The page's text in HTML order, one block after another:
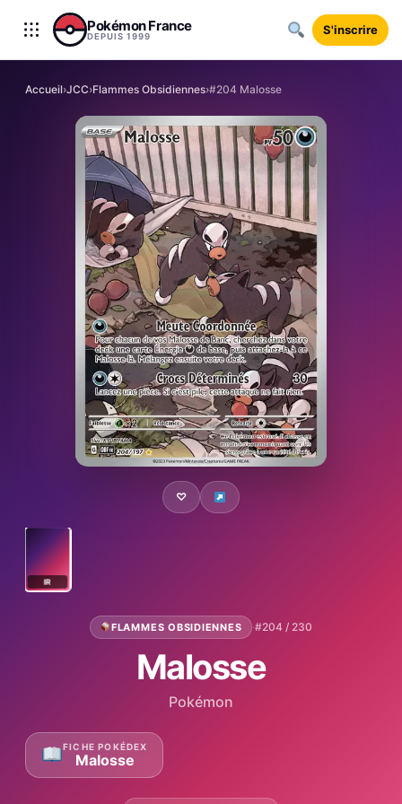
Aller au contenu
Pokémon France
DEPUIS 1999 S'inscrire
Accueil›JCC›Flammes Obsidiennes›#204 Malosse
♡
IR
FLAMMES OBSIDIENNES ·#204 / 230
Malosse
Pokémon
FICHE POKÉDEX
Malosse